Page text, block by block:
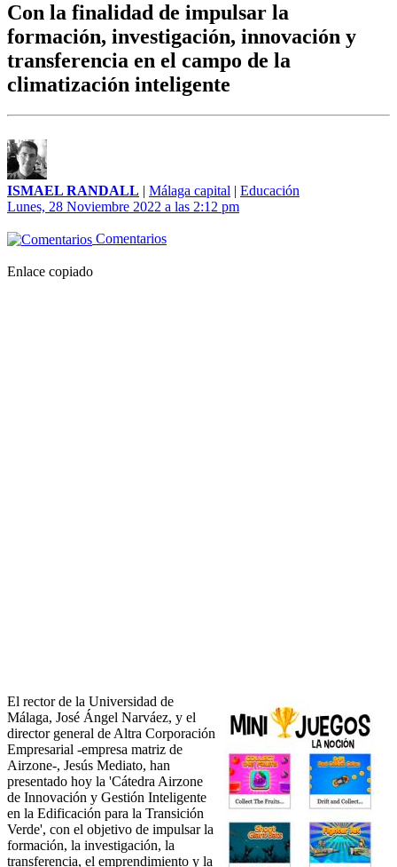
Con la finalidad de impulsar la
formación, investigación, innovación y
transferencia en el campo de la
climatización inteligente
ISMAEL RANDALL | Málaga capital | Educación
Lunes, 28 Noviembre 2022 a las 2:12 pm
Comentarios
Enlace copiado
El rector de la Universidad de
Málaga, José Ángel Narváez, y el
director general de Altra Corporación
Empresarial -empresa matriz de
Airzone-, Jesús Mediato, han
presentado hoy la 'Cátedra Airzone
de Innovación y Gestión Inteligente
en la Edificación para la Transición
Verde', con el objetivo de impulsar la
formación, la investigación, la
transferencia, el emprendimiento y la